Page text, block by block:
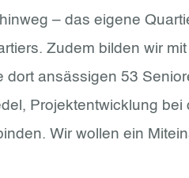
– das eigene
Zudem bilden wir
ansässigen 53
Projektentwicklung
Wir wollen ein